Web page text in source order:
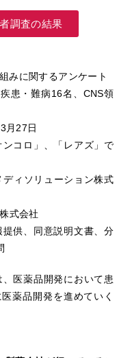
調査の結果
みに関するアンケート
患・難病16名、CNS領
月27日
コロ」、「レアズ」で
ィソリューション株式
式会社
供、同意説明文書、分
医薬品開発において患
薬品開発を進めていく